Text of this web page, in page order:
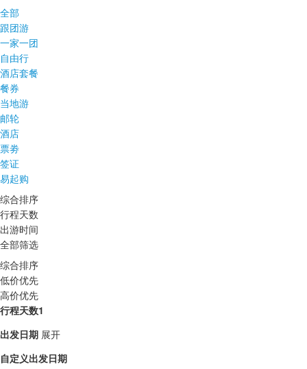
全部
跟团游
一家一团
自由行
酒店套餐
餐券
当地游
邮轮
酒店
票劵
签证
易起购
综合排序
行程天数
出游时间
全部筛选
综合排序
低价优先
高价优先
行程天数1
出发日期 展开
自定义出发日期